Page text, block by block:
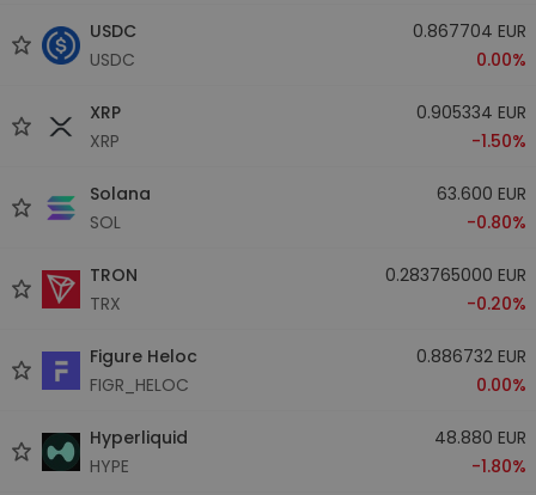
USDC
USDC
0.867704 EUR
0.00%
XRP
XRP
0.905334 EUR
-1.50%
Solana
SOL
63.600 EUR
-0.80%
TRON
TRX
0.283765000 EUR
-0.20%
Figure Heloc
FIGR_HELOC
0.886732 EUR
0.00%
Hyperliquid
HYPE
48.880 EUR
-1.80%